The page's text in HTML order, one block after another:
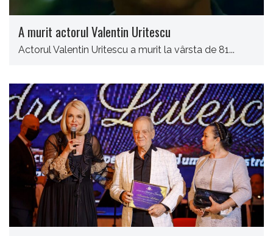
A murit actorul Valentin Uritescu
Actorul Valentin Uritescu a murit la vârsta de 81...